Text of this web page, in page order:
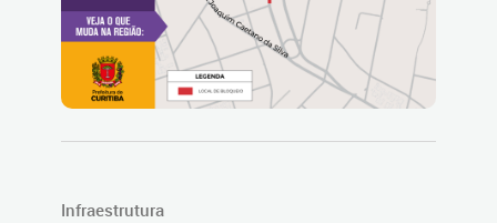
Infraestrutura